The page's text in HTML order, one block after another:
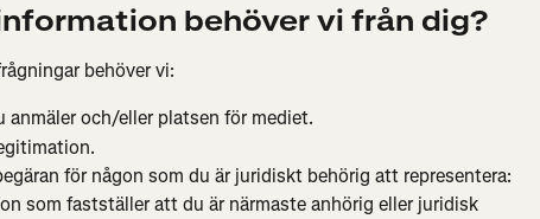
behöver vi från dig?
behöver vi:
anmäler och/eller platsen för mediet.
för någon som du är juridiskt behörig att representera:
som fastställer att du är närmaste anhörig eller juridisk